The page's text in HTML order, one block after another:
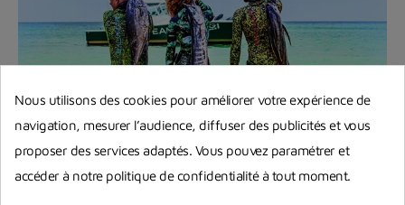
Nous utilisons des cookies pour améliorer votre expérience de
navigation, mesurer l’audience, diffuser des publicités et vous
proposer des services adaptés. Vous pouvez paramétrer et
accéder à notre politique de confidentialité à tout moment.